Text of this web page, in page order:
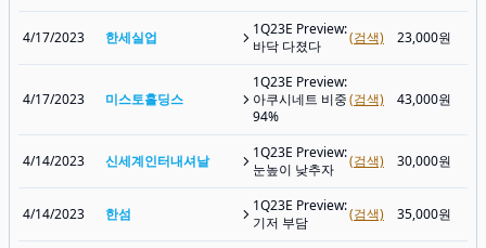
4/17/2023 한세실업
1Q23E Preview:
바닥 다졌다
(검색) 23,000원
4/17/2023 미스토홀딩스
1Q23E Preview:
아쿠시네트 비중
94%
(검색) 43,000원
4/14/2023 신세계인터내셔날
1Q23E Preview:
눈높이 낮추자
(검색) 30,000원
4/14/2023 한섬
1Q23E Preview:
기저 부담
(검색) 35,000원